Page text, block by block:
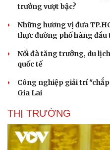
Sân khấu - Điện ảnh
Văn học
trưởng vượt bậc?
Những hương vị đưa
thực đường phố hàng đầu
Nối đà tăng trưởng, du
quốc tế
Công nghiệp giải trí
Gia Lai
THỊ TRƯỜNG